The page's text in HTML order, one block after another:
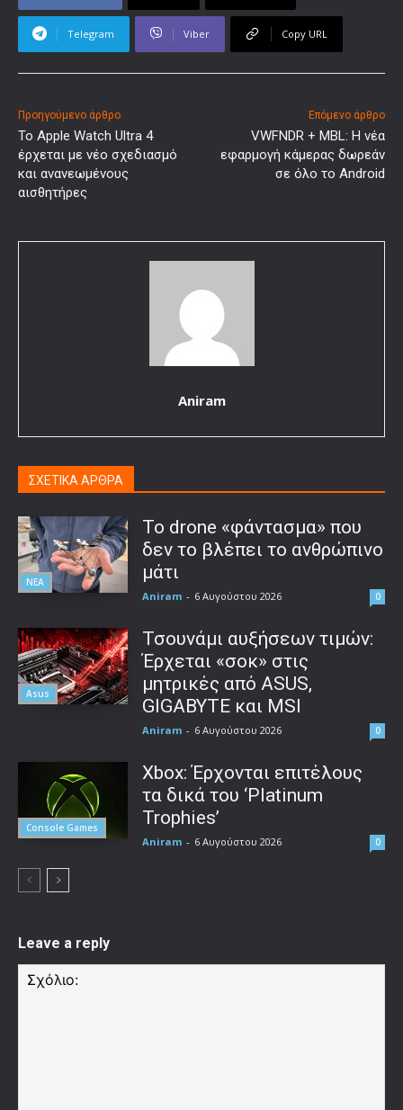
Telegram Viber Copy URL
Προηγούμενο άρθρο
Το Apple Watch Ultra 4
έρχεται με νέο σχεδιασμό
και ανανεωμένους
αισθητήρες
Επόμενο άρθρο
VWFNDR + MBL: Η νέα
εφαρμογή κάμερας δωρεάν
σε όλο το Android
Aniram
ΣΧΕΤΙΚΑ ΑΡΘΡΑ
ΝΕΑ
Το drone «φάντασμα» που
δεν το βλέπει το ανθρώπινο
μάτι
Aniram - 6 Αυγούστου 2026 0
Asus
Τσουνάμι αυξήσεων τιμών:
Έρχεται «σοκ» στις
μητρικές από ASUS,
GIGABYTE και MSI
Aniram - 6 Αυγούστου 2026 0
Console Games
Xbox: Έρχονται επιτέλους
τα δικά του ‘Platinum
Trophies’
Aniram - 6 Αυγούστου 2026 0
Leave a reply